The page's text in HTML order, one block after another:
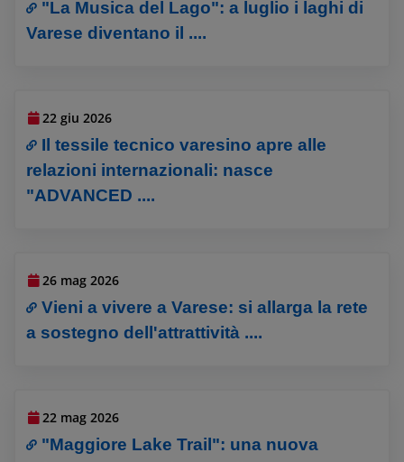
"La Musica del Lago": a luglio i laghi di
Varese diventano il ....
22 giu 2026
Il tessile tecnico varesino apre alle
relazioni internazionali: nasce
"ADVANCED ....
26 mag 2026
Vieni a vivere a Varese: si allarga la rete
a sostegno dell'attrattività ....
22 mag 2026
"Maggiore Lake Trail": una nuova